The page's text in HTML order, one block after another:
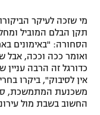
המגזין
מי שזכה לעיקר
תקן הבלם המוביל
הסחורה: "באימונים
ואומר ככה וככה, אבל
כדורגל זה הרבה
אין לסיבוק", ביקרו
משכנעת המתמשכת,
החשוב בשבת מול